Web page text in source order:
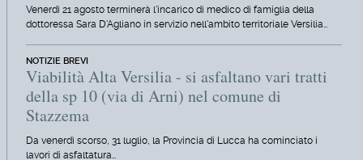
Venerdì 21 agosto terminerà l'incarico di medico di famiglia della
dottoressa Sara D'Agliano in servizio nell'ambito territoriale Versilia…
NOTIZIE BREVI
Viabilità Alta Versilia - si asfaltano vari tratti
della sp 10 (via di Arni) nel comune di
Stazzema
Da venerdì scorso, 31 luglio, la Provincia di Lucca ha cominciato i
lavori di asfaltatura…